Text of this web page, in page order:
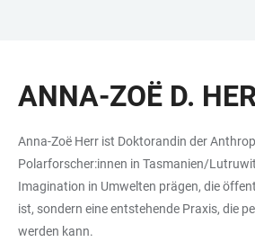
BARRIEREFREIHEIT
ANNA-ZOË D.
Anna-Zoë Herr ist Doktorandin der
Polarforscher:innen in Tasmanien/
Imagination in Umwelten prägen, die
ist, sondern eine entstehende Praxis, die
werden kann.